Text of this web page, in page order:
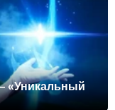
«Уникальный